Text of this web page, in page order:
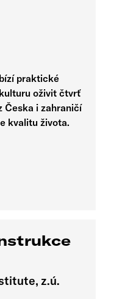
praktické
oživit čtvrť
Česka i zahraničí
kvalitu života.
z.ú.